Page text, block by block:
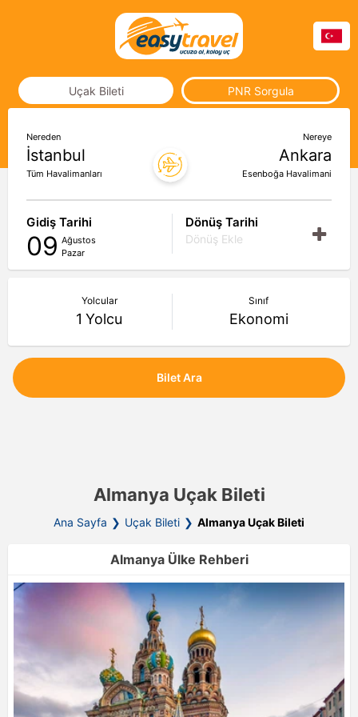
Uçak Bileti PNR Sorgula
Nereden
İstanbul
Tüm Havalimanları
Nereye
Ankara
Esenboğa Havalimani
Gidiş Tarihi
09 Ağustos
Pazar
Dönüş Tarihi
Dönüş Ekle
Yolcular
1 Yolcu
Sınıf
Ekonomi
Bilet Ara
Almanya Uçak Bileti
Ana Sayfa Uçak Bileti Almanya Uçak Bileti
Almanya Ülke Rehberi